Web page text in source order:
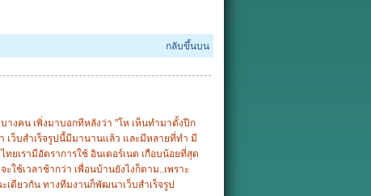
กลับขึ้นบน
างคน เพิ่งมาบอกทีหลังว่า "โห เห็นทำมาตั้งปีก
เว็บสำเร็จรูปนี้มีมานานแล้ว และมีหลายที่ทำ มี
ยเรามีอัตราการใช้ อินเตอร์เนต เกือบน้อยที่สุด
ใช้เวลาช้ากว่า เพื่อนบ้านยังไงก็ตาม..เพราะ
เดียวกัน ทางทีมงานก็พัฒนาเว็บสำเร็จรูป